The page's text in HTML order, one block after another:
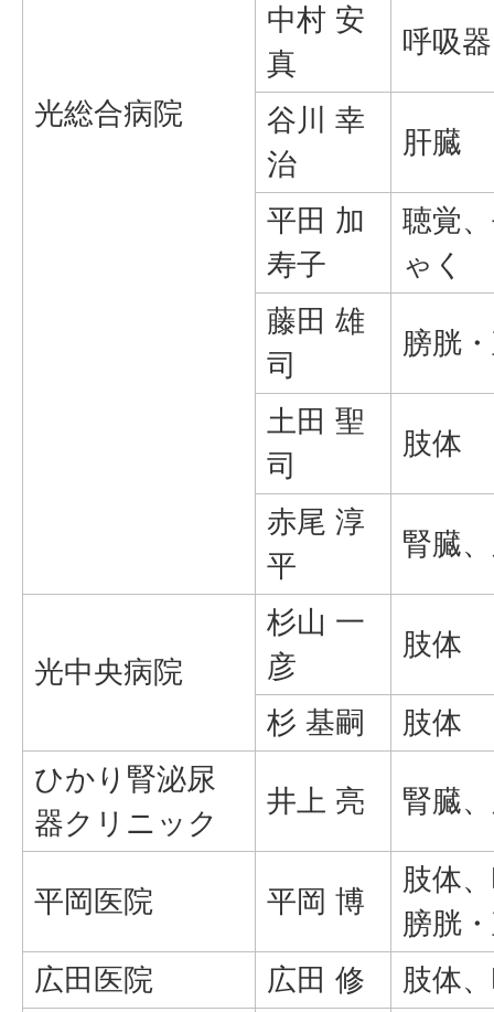
光総合病院
中村 安
真
呼吸
谷川 幸
治
肝臓
平田 加
寿子
聴覚
ゃく
藤田 雄
司
膀胱
土田 聖
司
肢体
赤尾 淳
平
腎臓
光中央病院
杉山 一
彦
肢体
杉 基嗣
肢体
ひかり腎泌尿
器クリニック
井上 亮 腎臓
平岡医院 平岡 博
肢体
膀胱
広田医院
広田 修 肢体